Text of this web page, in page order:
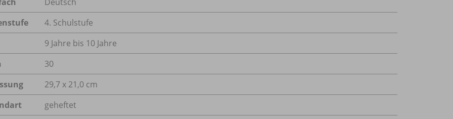
4. Schulstufe
9 Jahre bis 10 Jahre
30
29,7 x 21,0 cm
geheftet